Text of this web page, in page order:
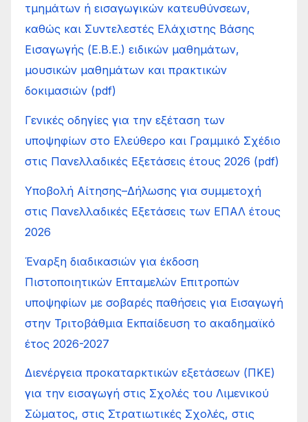
τμημάτων ή εισαγωγικών κατευθύνσεων,
καθώς και Συντελεστές Ελάχιστης Βάσης
Εισαγωγής (Ε.Β.Ε.) ειδικών μαθημάτων,
μουσικών μαθημάτων και πρακτικών
δοκιμασιών (pdf)
Γενικές οδηγίες για την εξέταση των
υποψηφίων στο Ελεύθερο και Γραμμικό Σχέδιο
στις Πανελλαδικές Εξετάσεις έτους 2026 (pdf)
Υποβολή Αίτησης–Δήλωσης για συμμετοχή
στις Πανελλαδικές Εξετάσεις των ΕΠΑΛ έτους
2026
Έναρξη διαδικασιών για έκδοση
Πιστοποιητικών Επταμελών Επιτροπών
υποψηφίων με σοβαρές παθήσεις για Εισαγωγή
στην Τριτοβάθμια Εκπαίδευση το ακαδημαϊκό
έτος 2026-2027
Διενέργεια προκαταρκτικών εξετάσεων (ΠΚΕ)
για την εισαγωγή στις Σχολές του Λιμενικού
Σώματος, στις Στρατιωτικές Σχολές, στις